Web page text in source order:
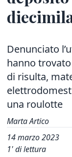
Denunciato
hanno
di risulta,
una roulotte
Marta Artico
14 marzo 2023
1' di lettura